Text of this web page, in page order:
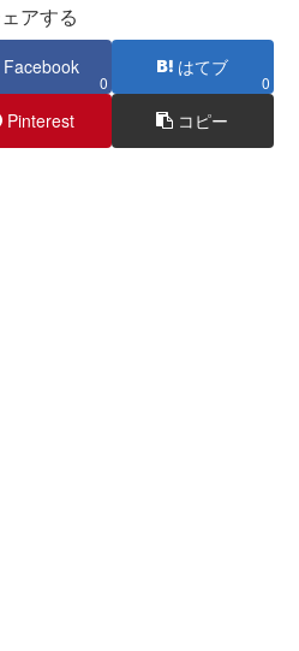
アする
Facebook
0
はてブ
0
Pinterest コピー